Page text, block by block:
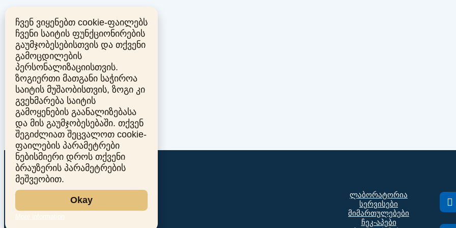
ლაბორატორია
სერვისები
მიმართულებები
ჩეკ-აპები
ჩვენ ვიყენებთ cookie-ფაილებს
ჩვენი საიტის ფუნქციონირების
გაუმჯობესებისთვის და თქვენი
გამოცდილების
პერსონალიზაციისთვის.
ზოგიერთი მათგანი საჭიროა
საიტის მუშაობისთვის, ზოგი კი
გვეხმარება საიტის
გამოყენების გაანალიზებასა
და მის გაუმჯობესებაში. თქვენ
შეგიძლიათ შეცვალოთ cookie-
ფაილების პარამეტრები
ნებისმიერი დროს თქვენი
ბრაუზერის პარამეტრების
მეშვეობით.
Okay
More information